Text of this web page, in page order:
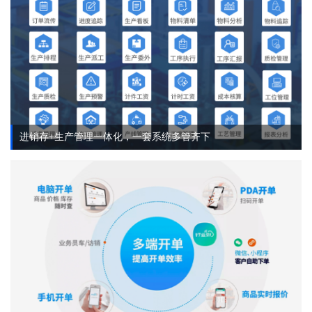
进销存+生产管理一体化，一套系统多管齐下